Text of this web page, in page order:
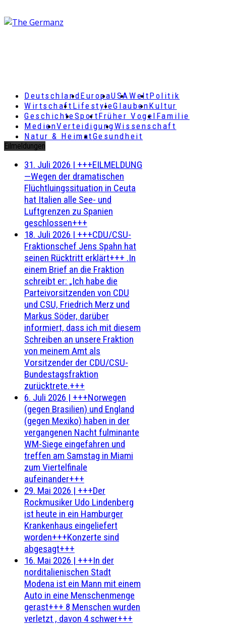
DeutschlandEuropaUSAWeltPolitik
Wirtschaft LifestyleGlaubenKultur
GeschichteSportFrüher Vogel Familie
MedienVerteidigungWissenschaft
Natur & HeimatGesundheit
Eilmeldungen
31. Juli 2026 | +++EILMELDUNG
—Wegen der dramatischen
Flüchtluingssituation in Ceuta
hat Italien alle See- und
Luftgrenzen zu Spanien
geschlossen+++
18. Juli 2026 | +++CDU/CSU-
Fraktionschef Jens Spahn hat
seinen Rücktritt erklärt+++ .In
einem Brief an die Fraktion
schreibt er: „Ich habe die
Parteivorsitzenden von CDU
und CSU, Friedrich Merz und
Markus Söder, darüber
informiert, dass ich mit diesem
Schreiben an unsere Fraktion
von meinem Amt als
Vorsitzender der CDU/CSU-
Bundestagsfraktion
zurücktrete.+++
6. Juli 2026 | +++Norwegen
(gegen Brasilien) und England
(gegen Mexiko) haben in der
vergangenen Nacht fulminante
WM-Siege eingefahren und
treffen am Samstag in Miami
zum Viertelfinale
aufeinander+++
29. Mai 2026 | +++Der
Rockmusiker Udo Lindenberg
ist heute in ein Hamburger
Krankenhaus eingeliefert
worden+++Konzerte sind
abgesagt+++
16. Mai 2026 | +++In der
norditalienischen Stadt
Modena ist ein Mann mit einem
Auto in eine Menschenmenge
gerast+++ 8 Menschen wurden
verletzt , davon 4 schwer+++